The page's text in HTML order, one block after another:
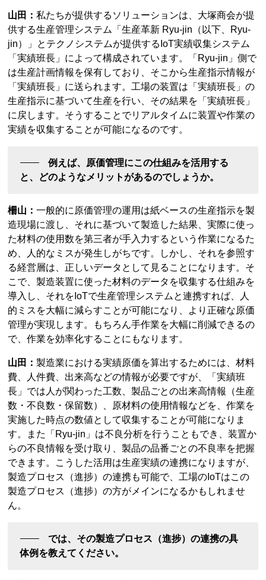
山田：私たちが提供するソリューションは、大塚商会が提
供する生産管理システム「生産革新 Ryu-jin（以下、Ryu-
jin）」とテクノシステムが提供するIoT実績収集システム
「実績班長」によって構成されています。「Ryu-jin」側で
は生産計画情報を保有しており、そこから生産指示情報が
「実績班長」に送られます。工場の装置は「実績班長」の
生産指示に基づいて生産を行い、その結果を「実績班長」
に戻します。そうすることでリアルタイムに装置や作業の
実績を収集することが可能になるのです。
例えば、原価管理にこの仕組みを活用する
と、どのようなメリットがあるのでしょうか。
柵山：一般的に原価管理の運用は紙ベースの生産指示を製
造現場に渡し、それに基づいて製造した結果、実際に使っ
た材料の使用数を第三者が手入力するという作業になるた
め、人的なミスが発生しがちです。しかし、それを参照す
る経営層は、正しいデータとして見ることになります。そ
こで、製造装置に使った材料のデータを収集する仕組みを
導入し、それをIoTで生産管理システムと連携すれば、人
的ミスを大幅に減らすことが可能になり、より正確な原価
管理が実現します。もちろん手作業を大幅に削減できるの
で、作業を効率化することにもなります。
山田：製造業における実績原価を算出するためには、材料
費、人件費、出来高などの情報が必要ですが、「実績班
長」では人が関わった工数、製品ごとの出来高情報（生産
数・不良数・保留数）、原材料の使用情報などを、作業を
実施した時点の数値として収集することが可能になりま
す。また「Ryu-jin」は不良分析を行うこともでき、装置か
らの不良情報を受け取り、製品の品番ごとの不良率を把握
できます。こうした活用は生産実績の連携になりますが、
製造プロセス（進捗）の連携も可能で、工場のIoTはこの
製造プロセス（進捗）の方がメインになるかもしれませ
ん。
では、その製造プロセス（進捗）の連携の具
体例を教えてください。